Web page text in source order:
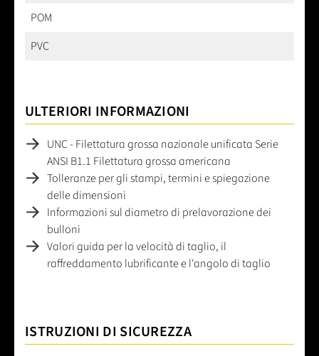
POM
PVC
ULTERIORI INFORMAZIONI
UNC - Filettatura grossa nazionale unificata Serie
ANSI B1.1 Filettatura grossa americana
Tolleranze per gli stampi, termini e spiegazione
delle dimensioni
Informazioni sul diametro di prelavorazione dei
bulloni
Valori guida per la velocità di taglio, il
raffreddamento lubrificante e l'angolo di taglio
ISTRUZIONI DI SICUREZZA